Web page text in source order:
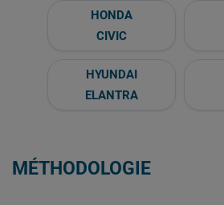
HONDA
CIVIC
HYUNDAI
ELANTRA
MÉTHODOLOGIE